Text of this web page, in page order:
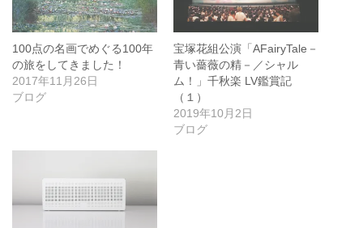
100点の名画でめぐる100年
の旅をしてきました！
2017年11月26日
ブログ
宝塚花組公演「AFairyTale－
青い薔薇の精－／シャル
ム！」千秋楽 LV鑑賞記
（１）
2019年10月2日
ブログ